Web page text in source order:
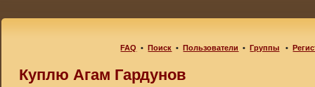
FAQ •Поиск •Пользователи •Группы •
Куплю Агам Гардунов